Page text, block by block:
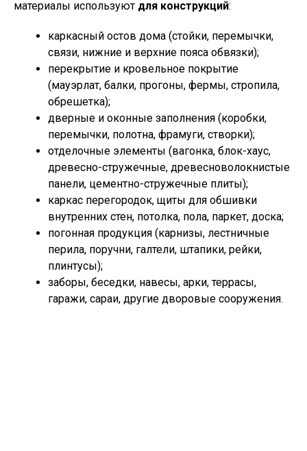
материалы используют для конструкций:
каркасный остов дома (стойки, перемычки,
связи, нижние и верхние пояса обвязки);
перекрытие и кровельное покрытие
(мауэрлат, балки, прогоны, фермы, стропила,
обрешетка);
дверные и оконные заполнения (коробки,
перемычки, полотна, фрамуги, створки);
отделочные элементы (вагонка, блок-хаус,
древесно-стружечные, древесноволокнистые
панели, цементно-стружечные плиты);
каркас перегородок, щиты для обшивки
внутренних стен, потолка, пола, паркет, доска;
погонная продукция (карнизы, лестничные
перила, поручни, галтели, штапики, рейки,
плинтусы);
заборы, беседки, навесы, арки, террасы,
гаражи, сараи, другие дворовые сооружения.